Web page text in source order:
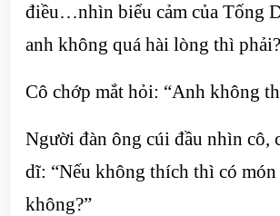
điều…nhìn biểu cảm của Tống
anh không quá hài lòng thì phải?
Cô chớp mắt hỏi: “Anh không
Người đàn ông cúi đầu nhìn cô,
dĩ: “Nếu không thích thì có món
không?”